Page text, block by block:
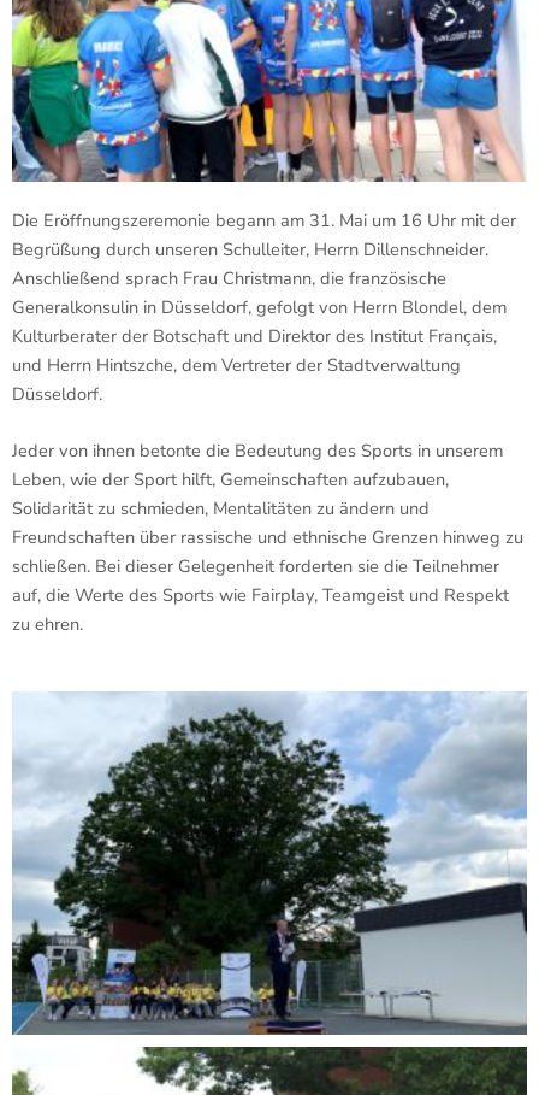
Die Eröffnungszeremonie begann am 31. Mai um 16 Uhr mit der
Begrüßung durch unseren Schulleiter, Herrn Dillenschneider.
Anschließend sprach Frau Christmann, die französische
Generalkonsulin in Düsseldorf, gefolgt von Herrn Blondel, dem
Kulturberater der Botschaft und Direktor des Institut Français,
und Herrn Hintszche, dem Vertreter der Stadtverwaltung
Düsseldorf.
Jeder von ihnen betonte die Bedeutung des Sports in unserem
Leben, wie der Sport hilft, Gemeinschaften aufzubauen,
Solidarität zu schmieden, Mentalitäten zu ändern und
Freundschaften über rassische und ethnische Grenzen hinweg zu
schließen. Bei dieser Gelegenheit forderten sie die Teilnehmer
auf, die Werte des Sports wie Fairplay, Teamgeist und Respekt
zu ehren.